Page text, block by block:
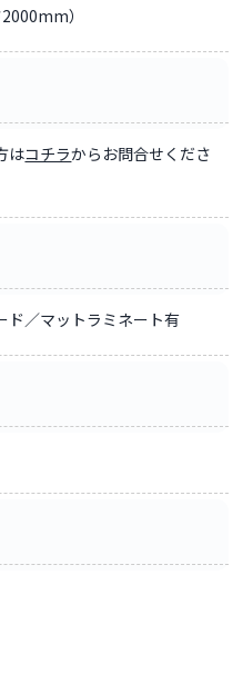
）
はコチラからお問合せくださ
ド／マットラミネート有